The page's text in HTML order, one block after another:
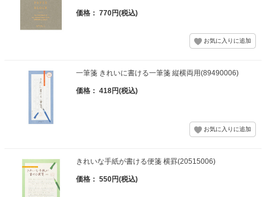
価格： 770円(税込)
一筆箋 きれいに書ける一筆箋 縦横両用(89490006)
価格： 418円(税込)
きれいな手紙が書ける便箋 横罫(20515006)
価格： 550円(税込)